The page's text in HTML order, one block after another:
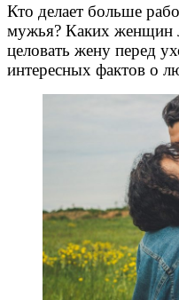
Кто делает больше
мужья? Каких женщин
целовать жену перед
интересных фактов о